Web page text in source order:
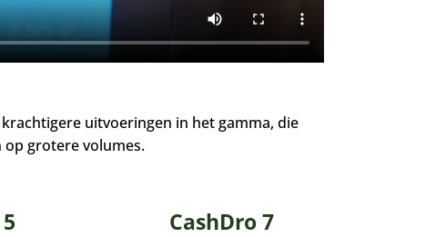
uitvoeringen in het gamma, die
grotere volumes.
CashDro 7